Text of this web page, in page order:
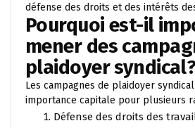
défense des droits et des intérêts
Pourquoi est-il
mener des
plaidoyer
Les campagnes de plaidoyer syndical
importance capitale pour plusieurs
Défense des droits des